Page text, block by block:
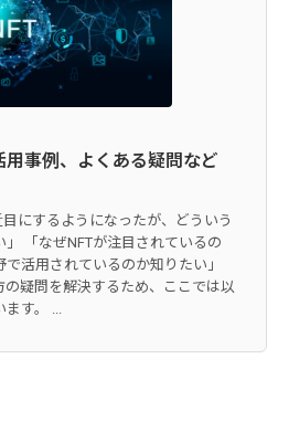
事例、よくある疑問など
目にするようになったが、どういう
「なぜNFTが注目されているの
活用されているのか知りたい」
の疑問を解決するため、ここでは以
す。 ...